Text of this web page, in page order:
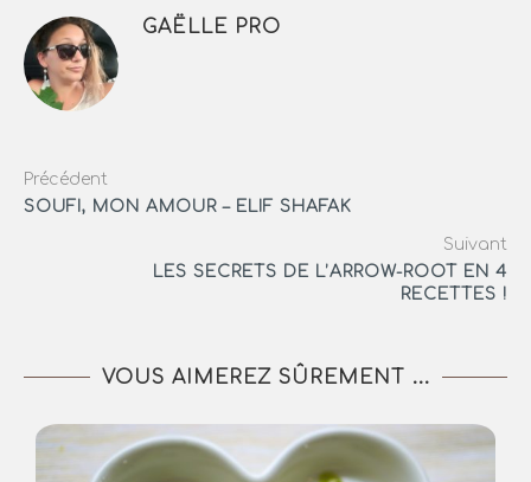
GAËLLE PRO
Précédent
SOUFI, MON AMOUR – ELIF SHAFAK
Suivant
LES SECRETS DE L’ARROW-ROOT EN 4
RECETTES !
VOUS AIMEREZ SÛREMENT ...